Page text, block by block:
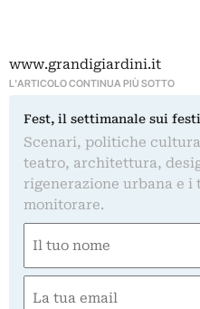
www.grandigiardini.it
L'ARTICOLO CONTINUA PIÙ SOTTO
Fest, il settimanale sui
Scenari, politiche
teatro, architettura,
rigenerazione urbana e i
monitorare.
(Obbligatorio)
Nome
(Obbligatorio)